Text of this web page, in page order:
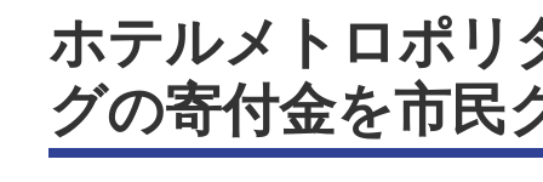
ホテルメトロポ
グの寄付金を市民